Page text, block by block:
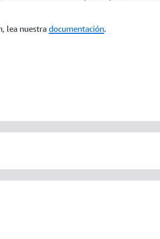
lea nuestra documentación.